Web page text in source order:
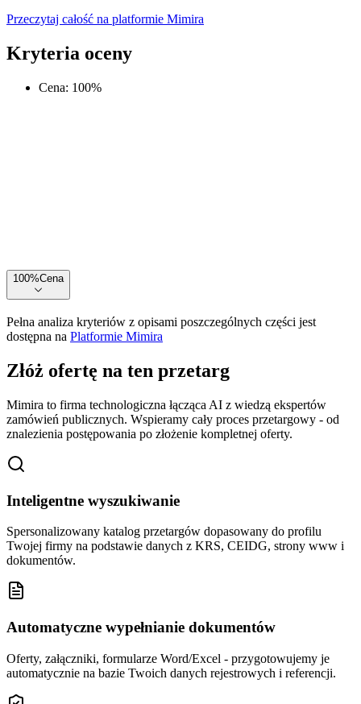
Przeczytaj całość na platformie Mimira
Kryteria oceny
Cena: 100%
100%Cena
Pełna analiza kryteriów z opisami poszczególnych części jest
dostępna na Platformie Mimira
Złóż ofertę na ten przetarg
Mimira to firma technologiczna łącząca AI z wiedzą ekspertów
zamówień publicznych. Wspieramy cały proces przetargowy - od
znalezienia postępowania po złożenie kompletnej oferty.
Inteligentne wyszukiwanie
Spersonalizowany katalog przetargów dopasowany do profilu
Twojej firmy na podstawie danych z KRS, CEIDG, strony www i
dokumentów.
Automatyczne wypełnianie dokumentów
Oferty, załączniki, formularze Word/Excel - przygotowujemy je
automatycznie na bazie Twoich danych rejestrowych i referencji.